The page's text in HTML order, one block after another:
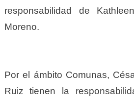
responsabilidad de
Moreno.
Por el ámbito Comunas,
Ruiz tienen la